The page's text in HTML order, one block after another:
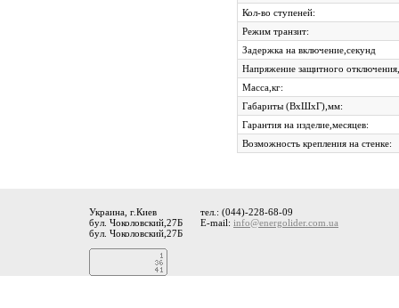
Кол-во ступеней:
Режим транзит:
Задержка на включение,секунд
Напряжение защитного
Масса,кг:
Габариты (ВхШхГ),мм:
Гарантия на изделие,месяцев:
Возможность крепления на стенке:
Украина, г.Киев
бул. Чоколовский,27Б
бул. Чоколовский,27Б
тел.: (044)-228-68-09
E-mail: info@energolider.com.ua